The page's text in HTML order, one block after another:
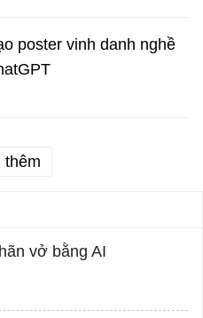
poster vinh danh nghề
thêm
vở bằng AI